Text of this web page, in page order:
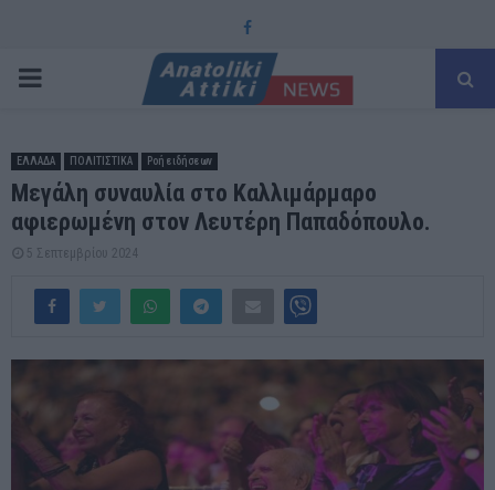
Facebook
PRIMARY
ΕΛΛΑΔΑ ΠΟΛΙΤΙΣΤΙΚΑ Ροή ειδήσεων
Μεγάλη συναυλία στο Καλλιμάρμαρο
αφιερωμένη στον Λευτέρη Παπαδόπουλο.
5 Σεπτεμβρίου 2024